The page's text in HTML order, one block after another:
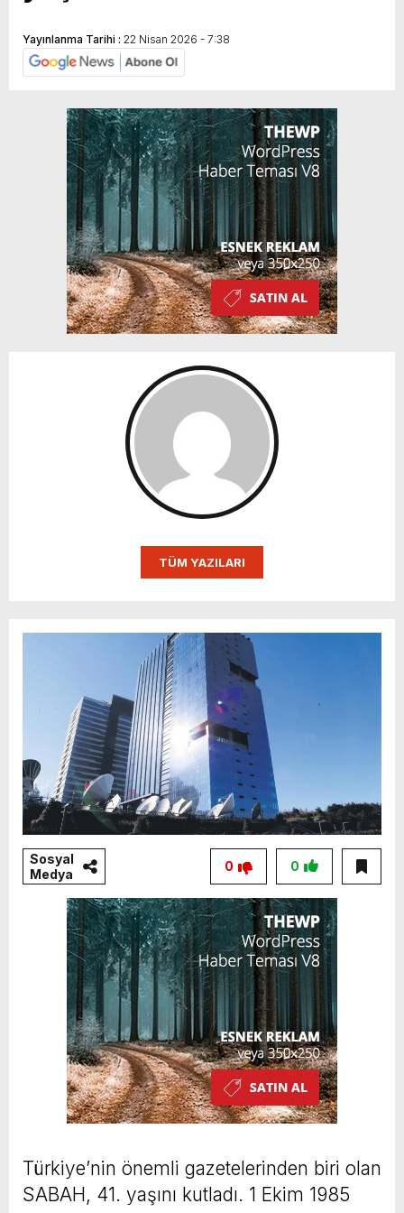
Yayınlanma Tarihi : 22 Nisan 2026 - 7:38
TÜM YAZILARI
Sosyal
Medya
0
0
Türkiye’nin önemli gazetelerinden biri olan
SABAH, 41. yaşını kutladı. 1 Ekim 1985